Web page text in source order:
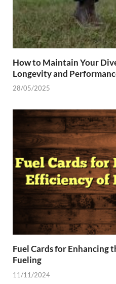
How to Maintain Your
Longevity and
28/05/2025
Fuel Cards for Enhancing
Fueling
11/11/2024